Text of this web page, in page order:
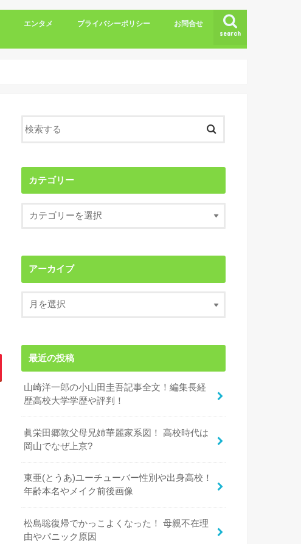
search
エンタメ プライバシーポリシー お問合せ
カテゴリー
アーカイブ
最近の投稿
山崎洋一郎の小山田圭吾記事全文！編集長経
歴高校大学学歴や評判！
眞栄田郷敦父母兄姉華麗家系図！ 高校時代は
岡山でなぜ上京?
東亜(とうあ)ユーチューバー性別や出身高校！
年齢本名やメイク前後画像
松島聡復帰でかっこよくなった！ 母親不在理
由やパニック原因